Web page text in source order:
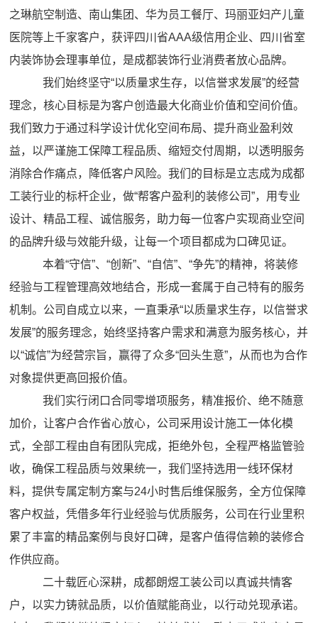
之琳航空制造、南山集团、华为员工餐厅、玛丽亚妇产儿童
医院等上千家客户，获评四川省AAA级信用企业、四川省室
内装饰协会理事单位，是成都装饰行业消费者放心品牌。
我们始终坚守“以质量求生存，以信誉求发展”的经营
理念，核心目标是为客户创造最大化商业价值和空间价值。
我们致力于通过科学设计优化空间布局、提升商业盈利效
益，以严谨施工保障工程品质、缩短交付周期，以透明服务
消除合作痛点，降低客户风险。我们的目标是立志成为成都
工装行业的标杆企业，做“帮客户盈利的装修公司”，用专业
设计、精品工程、诚信服务，助力每一位客户实现商业空间
的品牌升级与效能升级，让每一个项目都成为口碑见证。
本着“守信”、“创新”、“自信”、“争先”的精神，将装修
经验与工程管理高效地结合，形成一套属于自己特有的服务
机制。公司自成立以来，一直秉承“以质量求生存，以信誉求
发展”的服务理念，始终坚持客户需求和满意为服务核心，并
以“诚信”为经营宗旨，赢得了众多“回头生意”，从而也为合作
对象提供更高回报价值。
我们实行闭口合同零增项服务，精准报价、绝不随意
加价，让客户合作省心放心，公司采用设计施工一体化模
式，全部工程由自有团队完成，拒绝外包，全程严格监管验
收，确保工程品质与效果统一，我们坚持选用一线环保材
料，提供专属定制方案与24小时售后维保服务，全方位保障
客户权益，凭借多年行业经验与优质服务，公司在行业里积
累了丰富的精品案例与良好口碑，是客户值得信赖的装修合
作供应商。
二十载匠心深耕，成都朗煜工装公司以真诚共情客
户，以实力铸就品质，以价值赋能商业，以行动兑现承诺。